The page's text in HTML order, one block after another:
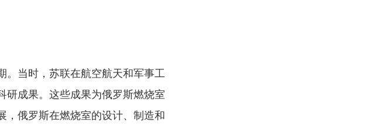
。当时，苏联在航空航天和军事工
研成果。这些成果为俄罗斯燃烧室
，俄罗斯在燃烧室的设计、制造和